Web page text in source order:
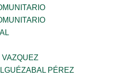
PÉREZ